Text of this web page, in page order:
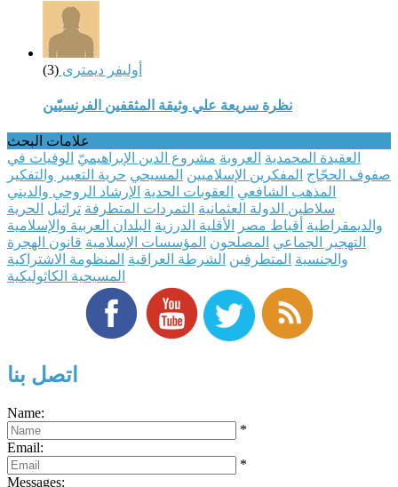
أوليفر ديمترى (3)
نظرة سريعة علي وثيقة المثقفين الفرنسيّين
علامات البحث
العقيدة المحمدية العروبة مشروع الدين الإبراهيميّ الوفيات في
صفوف الحجّاج المفكرين الإسلاميين المسيحي حرية التعبير والتفكير
المذهب الشافعي العقوبات الحدية الإرشاد الروحي والديني
سلاطين الدولة العثمانية التمردات المتطرفة تراتيل الحرية
والديمقراطية أقباط مصر الأقلية الدرزية البلدان العربية والإسلامية
التهجير الجماعي المصلحون المؤسسات الإسلامية قانون الهجرة
والجنسية المتطرفين الشرطة العراقية المنظومة الاشتراكية
المسيحية الكاثوليكية
اتصل بنا
Name:
*
Email:
*
Messages: